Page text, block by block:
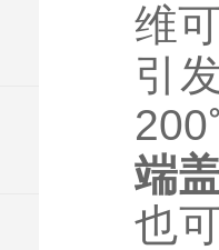
维
引
端
也